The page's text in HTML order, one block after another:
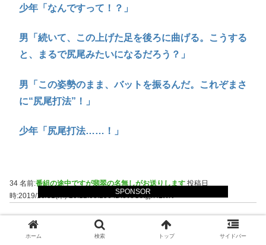
SPONSOR
少年「なんですって！？」
男「続いて、この上げた足を後ろに曲げる。こうする
と、まるで尻尾みたいになるだろう？」
男「この姿勢のまま、バットを振るんだ。これぞまさ
に“尻尾打法”！」
少年「尻尾打法……！」
34 名前:番組の途中ですが翡翠の名無しがお送りします 投稿日
時:2019/10/31(木) 20:12:08.256ID:eveOstgjrHLWN
これはひどい
ホーム 検索 トップ サイドバー